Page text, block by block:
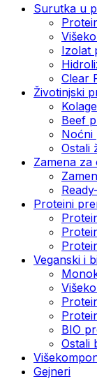
Surutka u
Izolat
Clear
Životinjski
Beef
Noćni
Ostali
Zamena
Proteini
Veganski i
BIO
Ostali
Gejneri